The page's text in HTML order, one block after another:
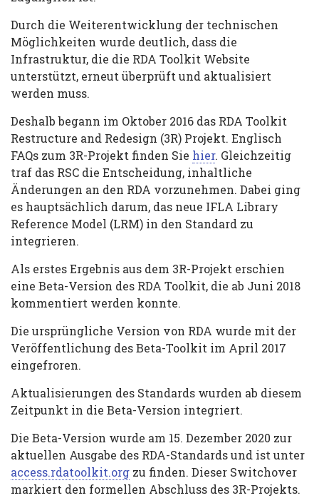
Durch die Weiterentwicklung der technischen
Möglichkeiten wurde deutlich, dass die
Infrastruktur, die die RDA Toolkit Website
unterstützt, erneut überprüft und aktualisiert
werden muss.
Deshalb begann im Oktober 2016 das RDA Toolkit
Restructure and Redesign (3R) Projekt. Englisch
FAQs zum 3R-Projekt finden Sie hier. Gleichzeitig
traf das RSC die Entscheidung, inhaltliche
Änderungen an den RDA vorzunehmen. Dabei ging
es hauptsächlich darum, das neue IFLA Library
Reference Model (LRM) in den Standard zu
integrieren.
Als erstes Ergebnis aus dem 3R-Projekt erschien
eine Beta-Version des RDA Toolkit, die ab Juni 2018
kommentiert werden konnte.
Die ursprüngliche Version von RDA wurde mit der
Veröffentlichung des Beta-Toolkit im April 2017
eingefroren.
Aktualisierungen des Standards wurden ab diesem
Zeitpunkt in die Beta-Version integriert.
Die Beta-Version wurde am 15. Dezember 2020 zur
aktuellen Ausgabe des RDA-Standards und ist unter
access.rdatoolkit.org zu finden. Dieser Switchover
markiert den formellen Abschluss des 3R-Projekts.